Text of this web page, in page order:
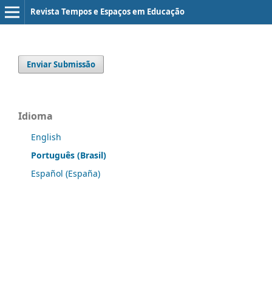
Revista Tempos e Espaços em Educação
Enviar Submissão
Idioma
English
Português (Brasil)
Español (España)